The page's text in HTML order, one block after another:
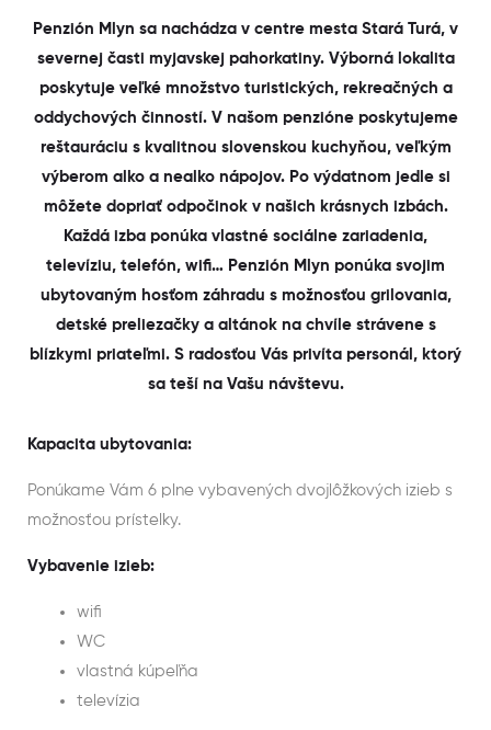
Penzión Mlyn sa nachádza v centre mesta Stará Turá, v
severnej časti myjavskej pahorkatiny. Výborná lokalita
poskytuje veľké množstvo turistických, rekreačných a
oddychových činností. V našom penzióne poskytujeme
reštauráciu s kvalitnou slovenskou kuchyňou, veľkým
výberom alko a nealko nápojov. Po výdatnom jedle si
môžete dopriať odpočinok v našich krásnych izbách.
Každá izba ponúka vlastné sociálne zariadenia,
televíziu, telefón, wifi… Penzión Mlyn ponúka svojim
ubytovaným hosťom záhradu s možnosťou grilovania,
detské preliezačky a altánok na chvíle strávene s
blízkymi priateľmi. S radosťou Vás privíta personál, ktorý
sa teší na Vašu návštevu.
Kapacita ubytovania:
Ponúkame Vám 6 plne vybavených dvojlôžkových izieb s
možnosťou prístelky.
Vybavenie izieb:
wifi
WC
vlastná kúpeľňa
televízia